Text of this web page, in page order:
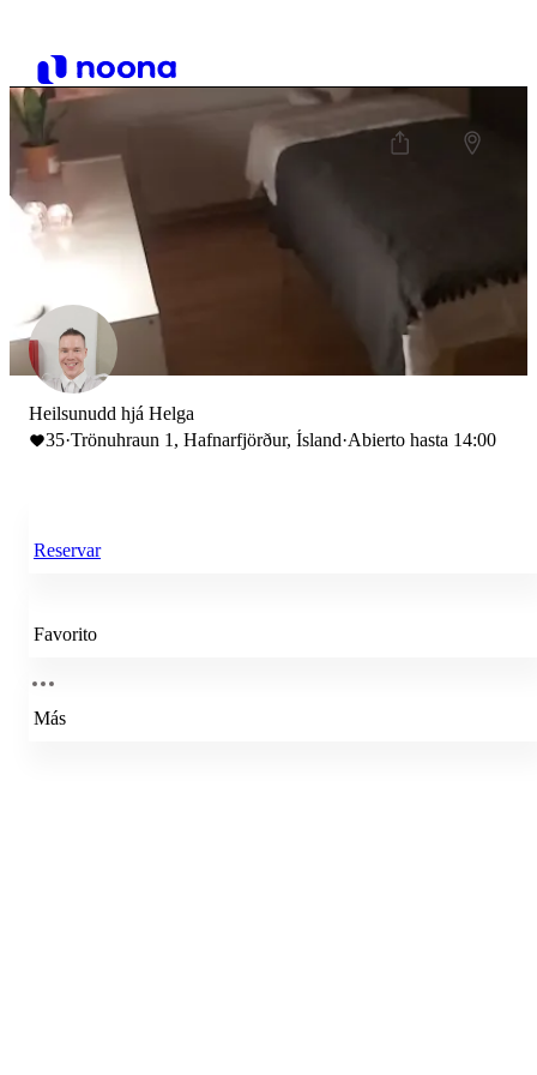
Heilsunudd hjá Helga
35·Trönuhraun 1, Hafnarfjörður, Ísland·Abierto hasta 14:00
Reservar
Favorito
Más